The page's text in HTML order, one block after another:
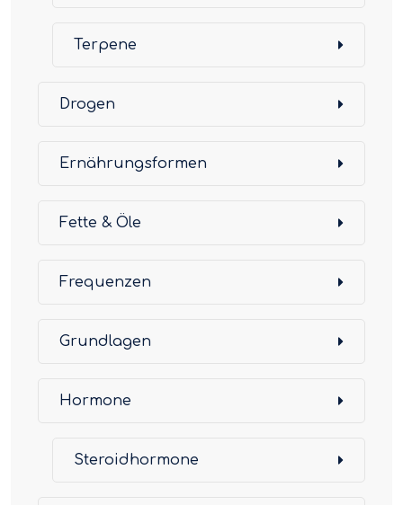
Terpene
Drogen
Ernährungsformen
Fette & Öle
Frequenzen
Grundlagen
Hormone
Steroidhormone